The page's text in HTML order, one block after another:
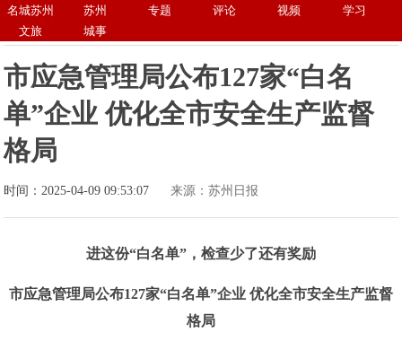
名城苏州 苏州 专题 评论 视频
学习
文旅
城事
市应急管理局公布127家“白名
单”企业 优化全市安全生产监督
格局
时间：2025-04-09 09:53:07 来源：苏州日报
进这份“白名单”，检查少了还有奖励
市应急管理局公布127家“白名单”企业 优化全市安全生产监督
格局